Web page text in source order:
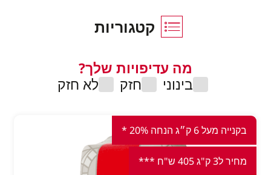
קטגוריות
מה עדיפויות שלך?
בינוני
חזק לא חזק
בקנייה מעל 6 ק״ג הנחה 20% *
מחיר ל3 ק"ג 405 ש"ח ***